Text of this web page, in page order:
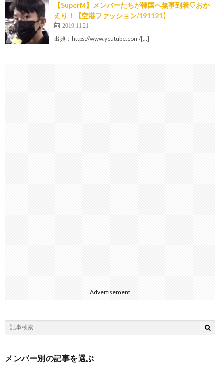
【SuperM】メンバーたちが韓国へ無事到着♡おか
えり！【空港ファッション/191121】
2019.11.21
出典：https://www.youtube.com/[…]
Advertisement
メンバー別の記事を選ぶ